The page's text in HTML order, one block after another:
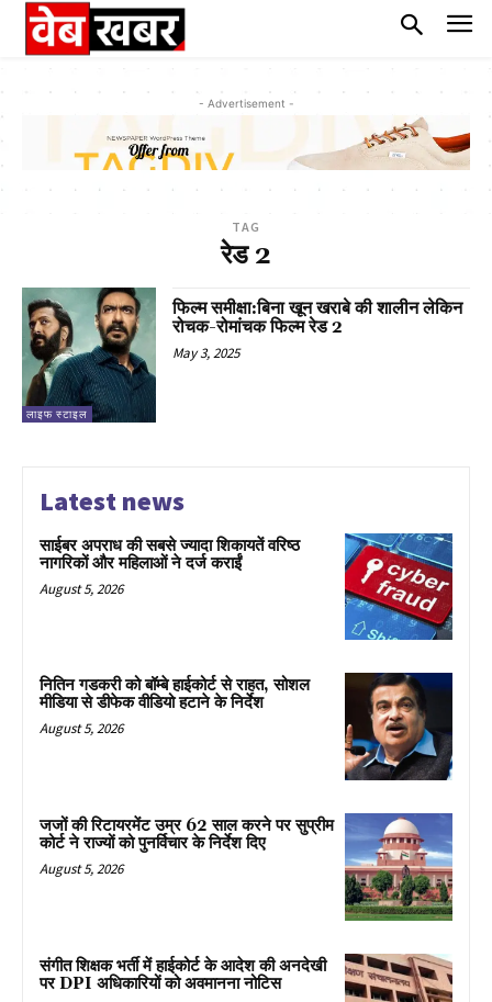
- Advertisement -
TAG
रेड 2
लाइफ स्टाइल
फिल्म समीक्षा:बिना खून खराबे की शालीन लेकिन
रोचक-रोमांचक फिल्म रेड 2
May 3, 2025
Latest news
साईबर अपराध की सबसे ज्यादा शिकायतें वरिष्ठ
नागरिकों और महिलाओं ने दर्ज कराईं
August 5, 2026
नितिन गडकरी को बॉम्बे हाईकोर्ट से राहत, सोशल
मीडिया से डीफेक वीडियो हटाने के निर्देश
August 5, 2026
जजों की रिटायरमेंट उम्र 62 साल करने पर सुप्रीम
कोर्ट ने राज्यों को पुनर्विचार के निर्देश दिए
August 5, 2026
संगीत शिक्षक भर्ती में हाईकोर्ट के आदेश की अनदेखी
पर DPI अधिकारियों को अवमानना नोटिस